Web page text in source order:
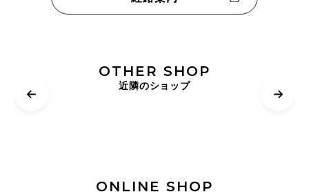
OTHER SHOP
近隣のショップ
ONLINE SHOP